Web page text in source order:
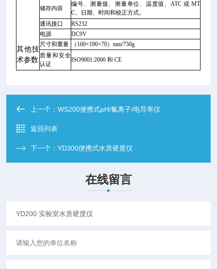
其他技
术参数
储存内容
编号、测量值、测量单位、温度值、ATC 或 MT
C、日期、时间和校正方式。
通讯接口
RS232
电源
DC9V
尺寸和重量
（160×190×70）mm/750g
质量和安全
认证
ISO9001:2000 和 CE
上一个：WS200便携式pH/氟离子/电导率仪
返回列表
下一个：YD300便携式水质硬度仪
在线留言